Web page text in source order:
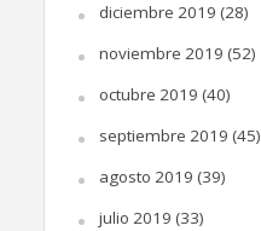
diciembre 2019 (28)
noviembre 2019 (52)
octubre 2019 (40)
septiembre 2019 (45)
agosto 2019 (39)
julio 2019 (33)